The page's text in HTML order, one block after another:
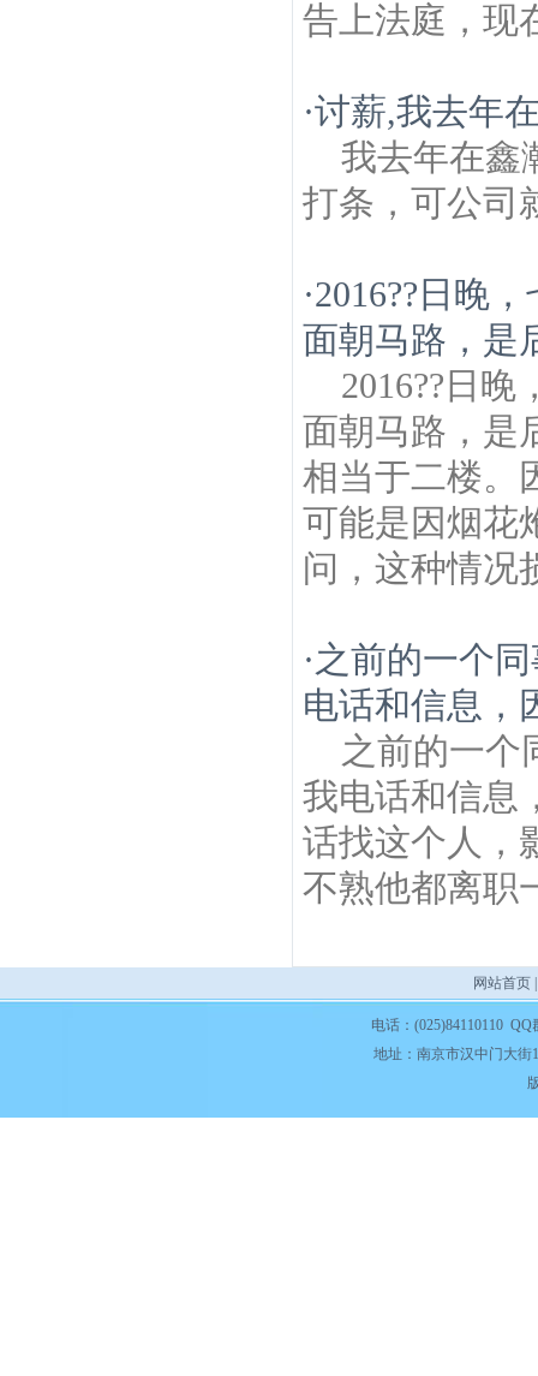
告上法庭，现
·讨薪,我去年
我去年在鑫
打条，可公司
·2016??日晚
面朝马路，是
2016??日
面朝马路，是
相当于二楼。
可能是因烟花
问，这种情况
·之前的一个
电话和信息，
之前的一个
我电话和信息
话找这个人，
不熟他都离职
网站首页
电话：(025)84110110
地址：南京市汉中门大街